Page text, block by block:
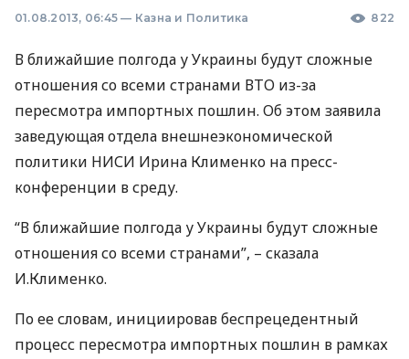
01.08.2013, 06:45 — Казна и Политика 822
В ближайшие полгода у Украины будут сложные
отношения со всеми странами ВТО из-за
пересмотра импортных пошлин. Об этом заявила
заведующая отдела внешнеэкономической
политики НИСИ Ирина Клименко на пресс-
конференции в среду.
“В ближайшие полгода у Украины будут сложные
отношения со всеми странами”, – сказала
И.Клименко.
По ее словам, инициировав беспрецедентный
процесс пересмотра импортных пошлин в рамках